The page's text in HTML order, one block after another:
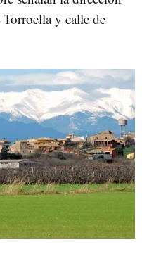
y calle de